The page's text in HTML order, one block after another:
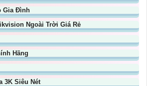
Gia Đình
Ngoài Trời Giá Rẻ
Hãng
3K Siêu Nét